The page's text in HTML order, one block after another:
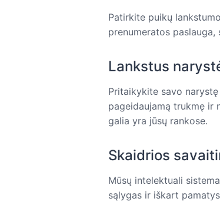
Patirkite puikų
prenumeratos
Lankstus
Pritaikykite savo
pageidaujamą trukmę ir
galia yra jūsų rankose.
Skaidrios
Mūsų intelektuali
sąlygas ir iškart